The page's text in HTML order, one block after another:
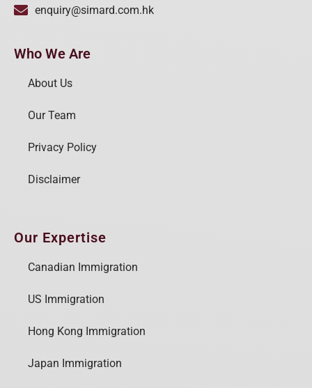
enquiry@simard.com.hk
Who We Are
About Us
Our Team
Privacy Policy
Disclaimer
Our Expertise
Canadian Immigration
US Immigration
Hong Kong Immigration
Japan Immigration